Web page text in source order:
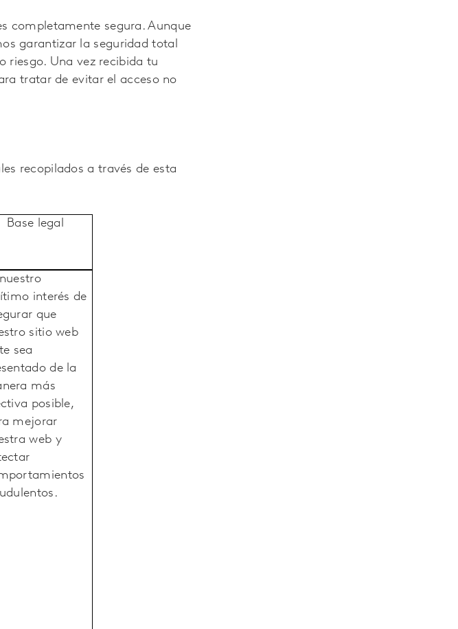
completamente segura. Aunque
garantizar la seguridad total
riesgo. Una vez recibida tu
tratar de evitar el acceso no
recopilados a través de esta
Base legal
interés de
que
sitio web
sea
de la
más
posible,
mejorar
web y